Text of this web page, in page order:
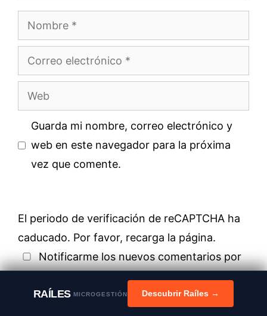
Nombre
Correo
electrónico
Web
Guarda mi nombre, correo electrónico y
web en este navegador para la próxima
vez que comente.
El periodo de verificación de reCAPTCHA ha
caducado. Por favor, recarga la página.
Notificarme los nuevos comentarios por
suscribirtesin comentar.
RAÍLESMICROGESTIÓN Descubrir Raíles →